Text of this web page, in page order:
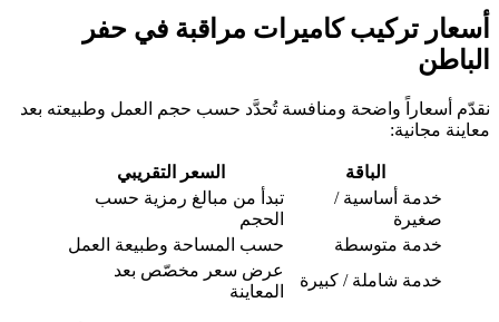
أسعار تركيب كاميرات مراقبة في حفر
الباطن
نقدّم أسعاراً واضحة ومنافسة تُحدَّد حسب حجم العمل وطبيعته بعد
معاينة مجانية:
الباقة
السعر التقريبي
خدمة أساسية /
صغيرة
تبدأ من مبالغ رمزية حسب
الحجم
خدمة متوسطة
حسب المساحة وطبيعة العمل
خدمة شاملة / كبيرة
عرض سعر مخصّص بعد
المعاينة